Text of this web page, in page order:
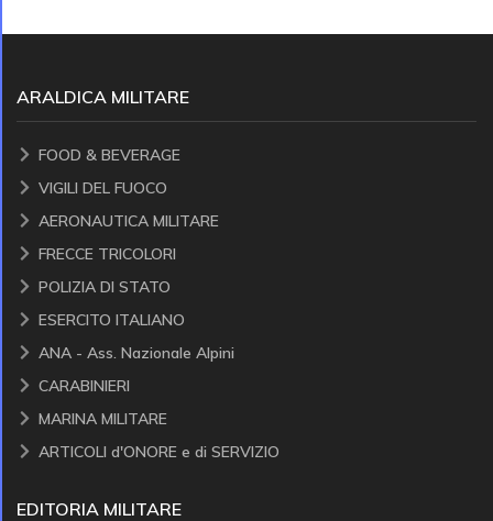
ARALDICA MILITARE
FOOD & BEVERAGE
VIGILI DEL FUOCO
AERONAUTICA MILITARE
FRECCE TRICOLORI
POLIZIA DI STATO
ESERCITO ITALIANO
ANA - Ass. Nazionale Alpini
CARABINIERI
MARINA MILITARE
ARTICOLI d'ONORE e di SERVIZIO
EDITORIA MILITARE